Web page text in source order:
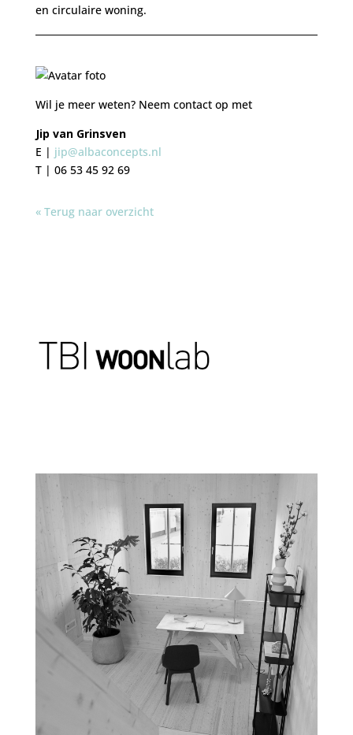
en circulaire woning.
Wil je meer weten? Neem contact op met
Jip van Grinsven
E | jip@albaconcepts.nl
T | 06 53 45 92 69
« Terug naar overzicht